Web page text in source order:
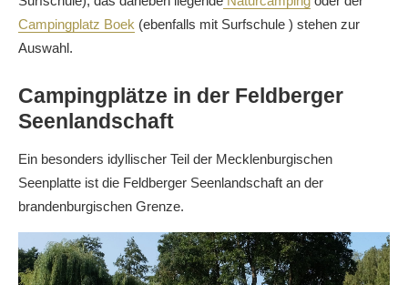
Campingplatz Boek (ebenfalls mit Surfschule ) stehen zur
Auswahl.
Campingplätze in der Feldberger
Seenlandschaft
Ein besonders idyllischer Teil der Mecklenburgischen
Seenplatte ist die Feldberger Seenlandschaft an der
brandenburgischen Grenze.